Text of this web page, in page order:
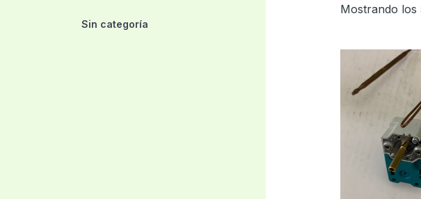
Sin categoría
Mostrando los